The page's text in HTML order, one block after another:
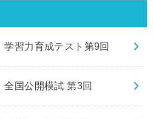
習力育成テスト第9回
全国公開模試 第3回